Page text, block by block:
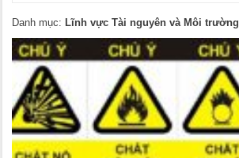
Danh mục: Lĩnh vực Tài nguyên và Môi trường